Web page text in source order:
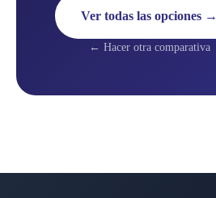
Ver todas las opciones →
← Hacer otra comparativa